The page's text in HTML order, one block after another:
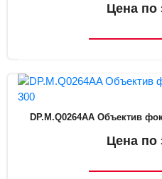
Цена по
DP.M.Q0264AA Объектив
Цена по